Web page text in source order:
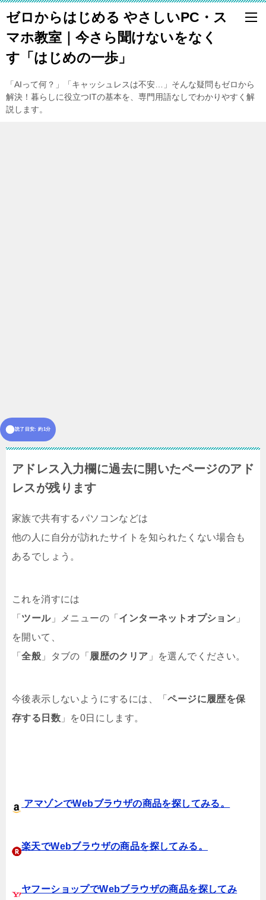
ゼロからはじめる やさしいPC・ス
マホ教室｜今さら聞けないをなく
す「はじめの一歩」
「AIって何？」「キャッシュレスは不安…」そんな疑問もゼロから
解決！暮らしに役立つITの基本を、専門用語なしでわかりやすく解
説します。
読了目安: 約1分
アドレス入力欄に過去に開いたページのアド
レスが残ります
家族で共有するパソコンなどは
他の人に自分が訪れたサイトを知られたくない場合も
あるでしょう。
これを消すには
「 ツール」メニューの「 インターネットオプション 」
を開いて、
「全般 」タブの「 履歴のクリア 」を選んでください。
今後表示しないようにするには、「ページに履歴を保
存する日数 」を0日にします。
アマゾンでWebブラウザの商品を探してみる。
楽天でWebブラウザの商品を探してみる。
ヤフーショップでWebブラウザの商品を探してみ